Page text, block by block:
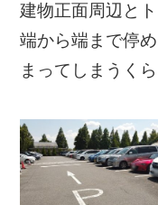
建物正面周辺と
端から端まで停
まってしまうく